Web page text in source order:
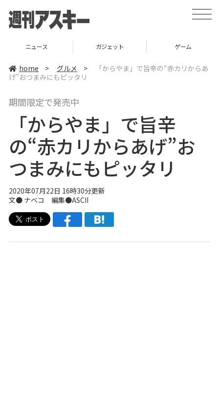
t
o
v
ニュース ガジェット ゲーム
home > グルメ >
「からやま」で旨辛の“赤カリからあ
げ”おつまみにもピッタリ
期間限定で発売中
「からやま」で旨辛
の“赤カリからあげ”お
つまみにもピッタリ
2020年07月22日 16時30分更新
文● ナベコ 編集●ASCII